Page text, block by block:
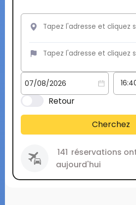
Retour
Cherchez
141 réservations
aujourd'hui